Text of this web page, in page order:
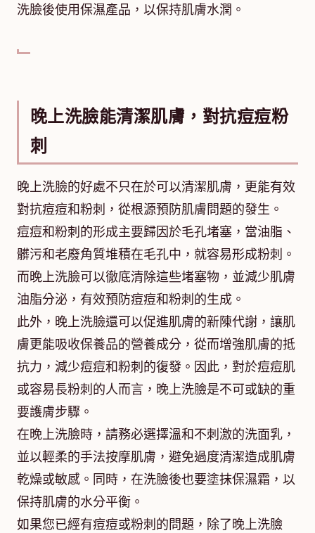
洗臉後使用保濕產品，以保持肌膚水潤。
晚上洗臉能清潔肌膚，對抗痘痘粉
刺
晚上洗臉的好處不只在於可以清潔肌膚，更能有效
對抗痘痘和粉刺，從根源預防肌膚問題的發生。
痘痘和粉刺的形成主要歸因於毛孔堵塞，當油脂、
髒污和老廢角質堆積在毛孔中，就容易形成粉刺。
而晚上洗臉可以徹底清除這些堵塞物，並減少肌膚
油脂分泌，有效預防痘痘和粉刺的生成。
此外，晚上洗臉還可以促進肌膚的新陳代謝，讓肌
膚更能吸收保養品的營養成分，從而增強肌膚的抵
抗力，減少痘痘和粉刺的復發。因此，對於痘痘肌
或容易長粉刺的人而言，晚上洗臉是不可或缺的重
要護膚步驟。
在晚上洗臉時，請務必選擇溫和不刺激的洗面乳，
並以輕柔的手法按摩肌膚，避免過度清潔造成肌膚
乾燥或敏感。同時，在洗臉後也要塗抹保濕霜，以
保持肌膚的水分平衡。
如果您已經有痘痘或粉刺的問題，除了晚上洗臉